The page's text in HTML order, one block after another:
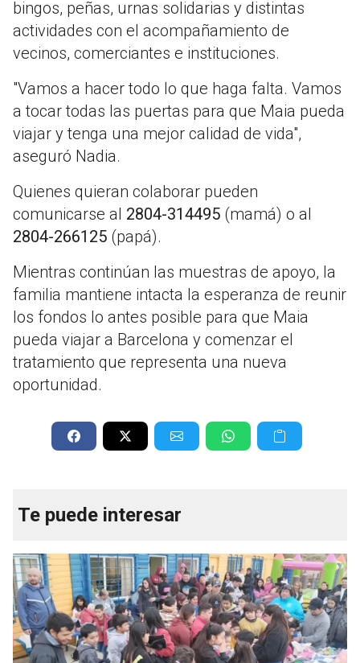
bingos, peñas, urnas solidarias y distintas
actividades con el acompañamiento de
vecinos, comerciantes e instituciones.
"Vamos a hacer todo lo que haga falta. Vamos
a tocar todas las puertas para que Maia pueda
viajar y tenga una mejor calidad de vida",
aseguró Nadia.
Quienes quieran colaborar pueden
comunicarse al 2804-314495 (mamá) o al
2804-266125 (papá).
Mientras continúan las muestras de apoyo, la
familia mantiene intacta la esperanza de reunir
los fondos lo antes posible para que Maia
pueda viajar a Barcelona y comenzar el
tratamiento que representa una nueva
oportunidad.
Te puede interesar